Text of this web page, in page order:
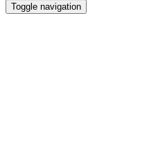
Toggle navigation